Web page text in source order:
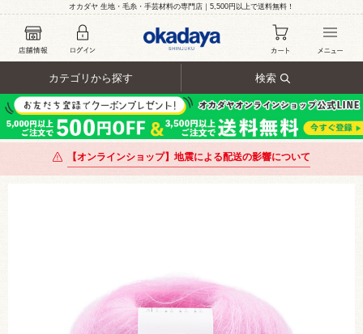
オカダヤ 生地・毛糸・手芸材料の専門店｜5,500円以上で送料無料！
カテゴリから探す 検索
【オンラインショップ】地震による配送の影響について